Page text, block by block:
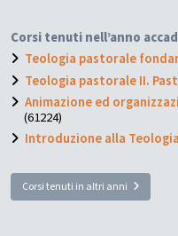
Corsi tenuti nell’anno
Teologia pastorale
Teologia pastorale II.
Animazione ed
(61224)
Introduzione alla
Corsi tenuti in altri anni